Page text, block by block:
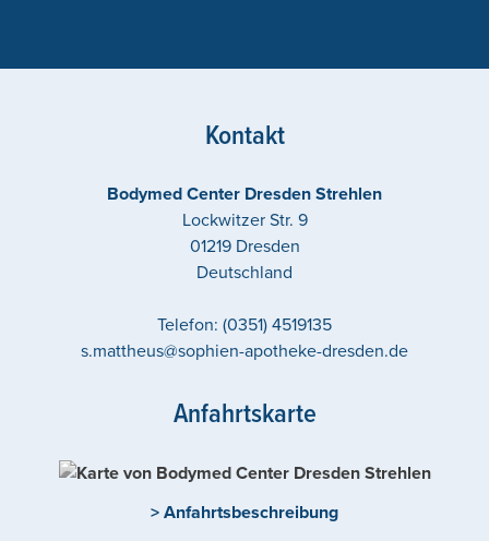
Kontakt
Bodymed Center Dresden Strehlen
Lockwitzer Str. 9
01219 Dresden
Deutschland
Telefon: (0351) 4519135
s.mattheus@sophien-apotheke-dresden.de
Anfahrtskarte
> Anfahrtsbeschreibung